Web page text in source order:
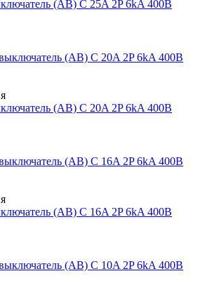
(АВ) C 25A 2P 6kA 400В
(АВ) C 20A 2P 6kA 400В
(АВ) C 16A 2P 6kA 400В